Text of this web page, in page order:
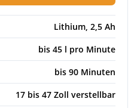
Lithium, 2,5 Ah
bis 45 l pro Minute
bis 90 Minuten
17 bis 47 Zoll verstellbar